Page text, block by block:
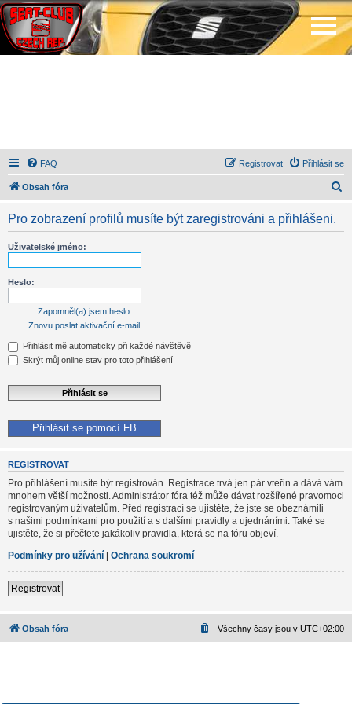
FAQ Přihlásit se
Registrovat
Obsah fóra
Pro zobrazení profilů musíte být zaregistrováni a přihlášeni.
Uživatelské jméno:
Heslo:
Zapomněl(a) jsem heslo
Znovu poslat aktivační e-mail
Přihlásit mě automaticky při každé návštěvě
Skrýt můj online stav pro toto přihlášení
Přihlásit se pomocí FB
REGISTROVAT
Pro přihlášení musíte být registrován. Registrace trvá jen pár vteřin a dává vám
mnohem větší možnosti. Administrátor fóra též může dávat rozšířené pravomoci
registrovaným uživatelům. Před registrací se ujistěte, že jste se obeznámili
s našimi podmínkami pro použití a s dalšími pravidly a ujednáními. Také se
ujistěte, že si přečtete jakákoliv pravidla, která se na fóru objeví.
Podmínky pro užívání | Ochrana soukromí
Registrovat
Obsah fóra Všechny časy jsou v UTC+02:00